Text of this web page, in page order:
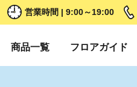
営業時間 | 9:00～19:00
商品一覧 フロアガイド